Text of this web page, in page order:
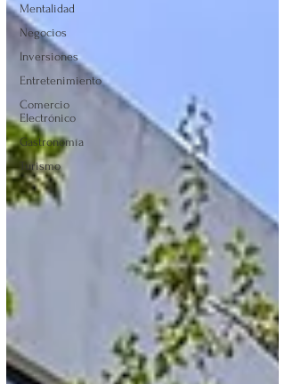
Mentalidad
Negocios
Inversiones
Entretenimiento
Comercio
Electrónico
Gastronomía
Turismo